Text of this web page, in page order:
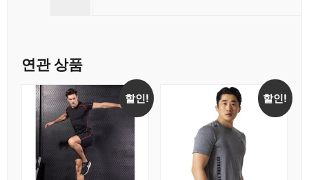
연관 상품
할인! 할인!